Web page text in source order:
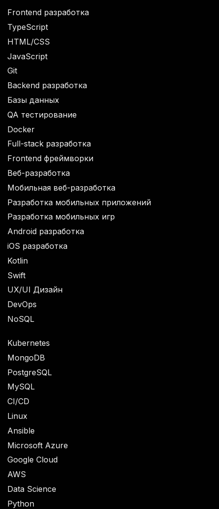
Frontend разработка
TypeScript
HTML/CSS
JavaScript
Git
Backend разработка
Базы данных
QA тестирование
Docker
Full-stack разработка
Frontend фреймворки
Веб-разработка
Мобильная веб-разработка
Разработка мобильных приложений
Разработка мобильных игр
Android разработка
iOS разработка
Kotlin
Swift
UX/UI Дизайн
DevOps
NoSQL
Kubernetes
MongoDB
PostgreSQL
MySQL
CI/CD
Linux
Ansible
Microsoft Azure
Google Cloud
AWS
Data Science
Python